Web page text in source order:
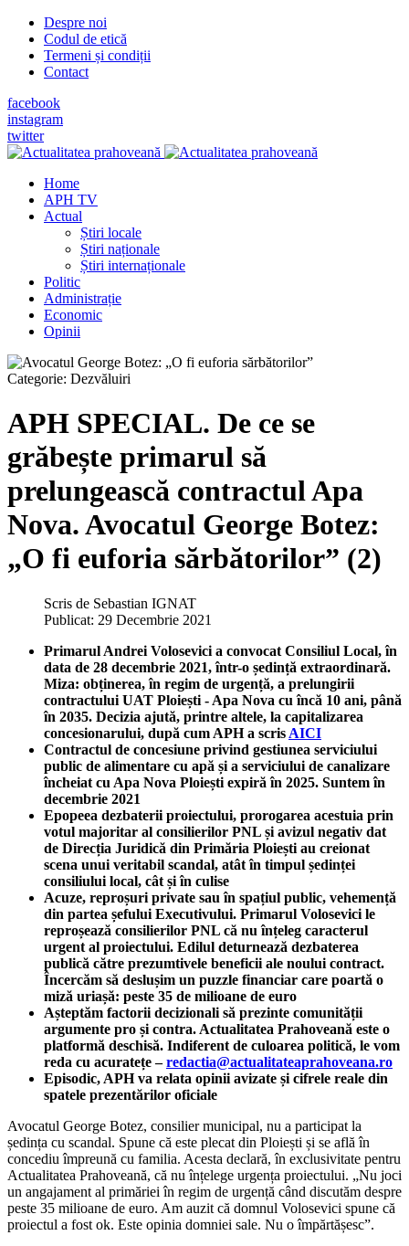
Despre noi
Codul de etică
Termeni și condiții
Contact
facebook
instagram
twitter
Home
APH TV
Actual
Știri locale
Știri naționale
Știri internaționale
Politic
Administrație
Economic
Opinii
Categorie: Dezvăluiri
APH SPECIAL. De ce se
grăbește primarul să
prelungească contractul Apa
Nova. Avocatul George Botez:
„O fi euforia sărbătorilor” (2)
Scris de Sebastian IGNAT
Publicat: 29 Decembrie 2021
Primarul Andrei Volosevici a convocat Consiliul Local, în
data de 28 decembrie 2021, într-o ședință extraordinară.
Miza: obținerea, în regim de urgență, a prelungirii
contractului UAT Ploiești - Apa Nova cu încă 10 ani, până
în 2035. Decizia ajută, printre altele, la capitalizarea
concesionarului, după cum APH a scris AICI
Contractul de concesiune privind gestiunea serviciului
public de alimentare cu apă și a serviciului de canalizare
încheiat cu Apa Nova Ploiești expiră în 2025. Suntem în
decembrie 2021
Epopeea dezbaterii proiectului, prorogarea acestuia prin
votul majoritar al consilierilor PNL și avizul negativ dat
de Direcția Juridică din Primăria Ploiești au creionat
scena unui veritabil scandal, atât în timpul ședinței
consiliului local, cât și în culise
Acuze, reproșuri private sau în spațiul public, vehemență
din partea șefului Executivului. Primarul Volosevici le
reproșează consilierilor PNL că nu înțeleg caracterul
urgent al proiectului. Edilul deturnează dezbaterea
publică către prezumtivele beneficii ale noului contract.
Încercăm să deslușim un puzzle financiar care poartă o
miză uriașă: peste 35 de milioane de euro
Așteptăm factorii decizionali să prezinte comunității
argumente pro și contra. Actualitatea Prahoveană este o
platformă deschisă. Indiferent de culoarea politică, le vom
reda cu acuratețe –redactia@actualitateaprahoveana.ro
Episodic, APH va relata opinii avizate și cifrele reale din
spatele prezentărilor oficiale
Avocatul George Botez, consilier municipal, nu a participat la
ședința cu scandal. Spune că este plecat din Ploiești și se află în
concediu împreună cu familia. Acesta declară, în exclusivitate pentru
Actualitatea Prahoveană, că nu înțelege urgența proiectului. „Nu joci
un angajament al primăriei în regim de urgență când discutăm despre
peste 35 milioane de euro. Am auzit că domnul Volosevici spune că
proiectul a fost ok. Este opinia domniei sale. Nu o împărtășesc”.